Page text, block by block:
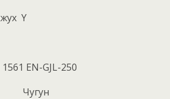
Y
EN-GJL-250
Чугун